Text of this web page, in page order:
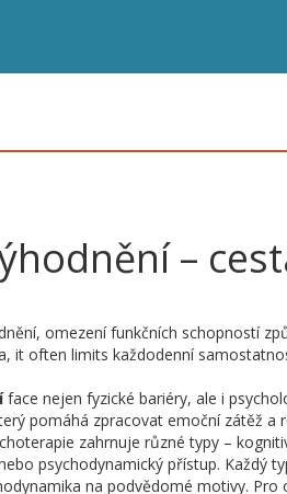
–
, omezení funkčních schopností
, it often limits každodenní
face nejen fyzické bariéry, ale i
pomáhá zpracovat emoční zátěž a
zahrnuje různé typy –
psychodynamický přístup. Každý
na podvědomé motivy.